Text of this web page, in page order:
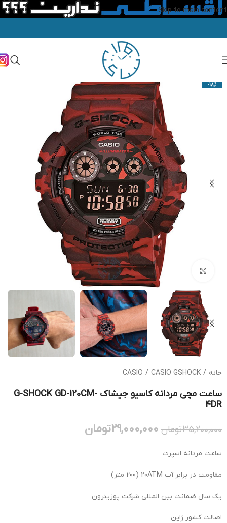
Skip to main content
-18%
بزرگنمایی تصویر
خانه /
CASIO / CASIO GSHOCK
ساعت مچی مردانه کاسیو جیشاک G-SHOCK GD-120CM-
4DR
35,200,000تومان 29,000,000تومان
ساعت مردانه اسپرت
مقاومت در برابر آب 20ATM (200 متر)
یک سال ضمانت بین المللی شرکت پوزیترون
اصالت کشور ژاپن